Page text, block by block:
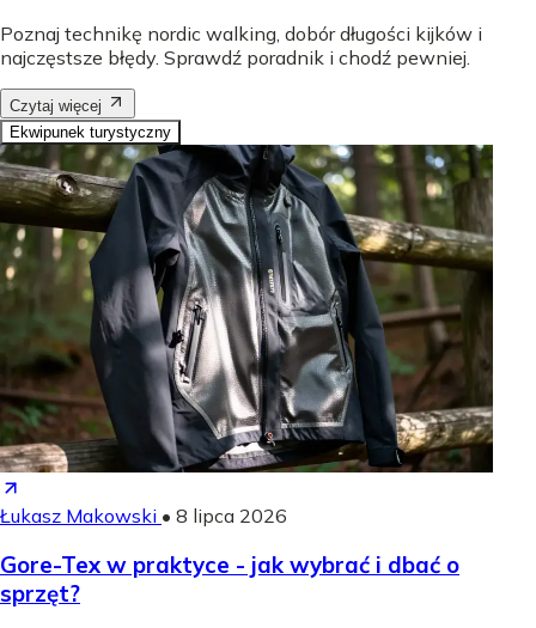
Poznaj technikę nordic walking, dobór długości kijków i
najczęstsze błędy. Sprawdź poradnik i chodź pewniej.
Czytaj więcej
Ekwipunek turystyczny
Łukasz Makowski • 8 lipca 2026
Gore-Tex w praktyce - jak wybrać i dbać o
sprzęt?